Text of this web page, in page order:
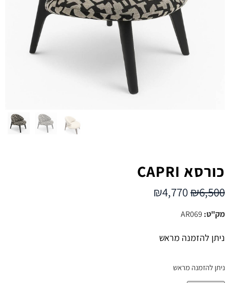
כורסא CAPRI
₪6,500
₪4,770
מק"ט: AR069
ניתן להזמנה מראש
ניתן להזמנה מראש